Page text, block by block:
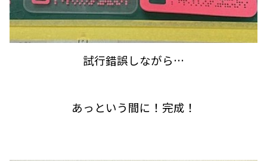
試行錯誤しながら…
あっという間に！完成！